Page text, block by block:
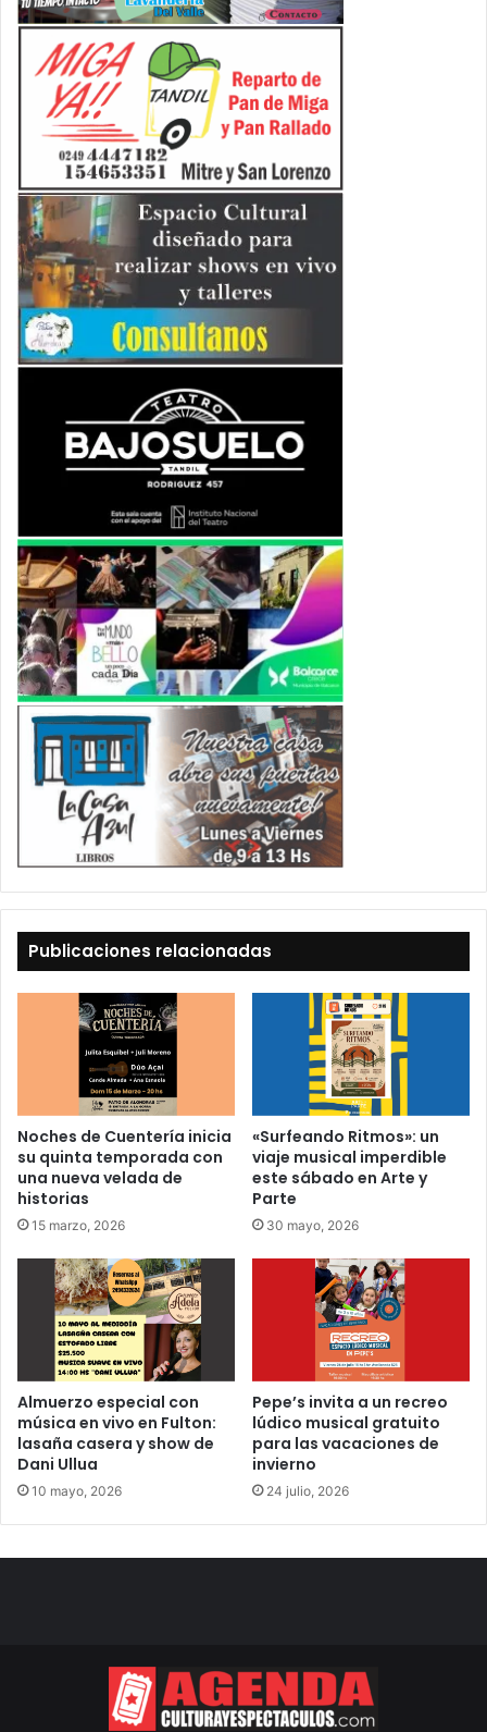
Publicaciones relacionadas
Noches de Cuentería inicia
su quinta temporada con
una nueva velada de
historias
15 marzo, 2026
«Surfeando Ritmos»: un
viaje musical imperdible
este sábado en Arte y
Parte
30 mayo, 2026
Almuerzo especial con
música en vivo en Fulton:
lasaña casera y show de
Dani Ullua
10 mayo, 2026
Pepe’s invita a un recreo
lúdico musical gratuito
para las vacaciones de
invierno
24 julio, 2026